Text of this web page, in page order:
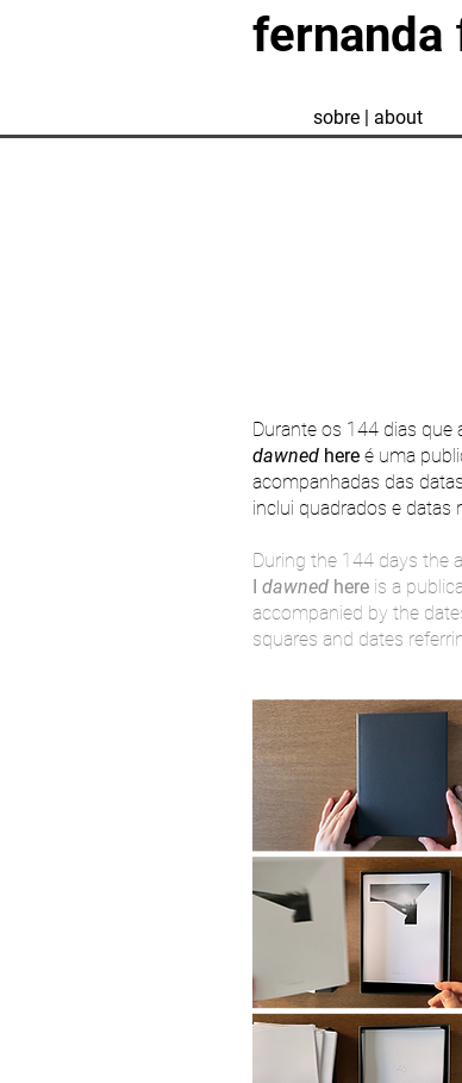
fernanda
sobre | about
Durante os 144 dias que
dawned here é uma
acompanhadas das
inclui quadrados e datas
During the 144 days the
I dawned here is a
accompanied by the
squares and dates